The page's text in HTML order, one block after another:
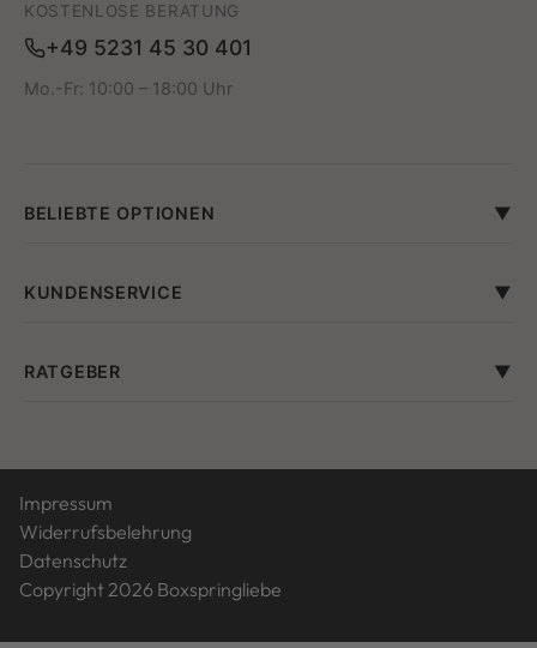
KOSTENLOSE BERATUNG
+49 5231 45 30 401
Mo.-Fr: 10:00 – 18:00 Uhr
BELIEBTE OPTIONEN
KUNDENSERVICE
RATGEBER
Impressum
Widerrufsbelehrung
Datenschutz
Copyright 2026 Boxspringliebe